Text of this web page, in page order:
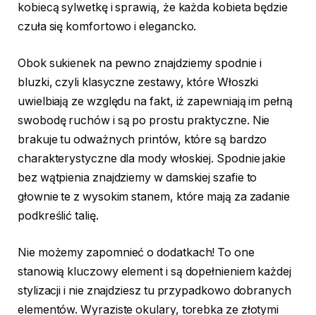
kobiecą sylwetkę i sprawią, że każda kobieta będzie
czuła się komfortowo i elegancko.
Obok sukienek na pewno znajdziemy spodnie i
bluzki, czyli klasyczne zestawy, które Włoszki
uwielbiają ze względu na fakt, iż zapewniają im pełną
swobodę ruchów i są po prostu praktyczne. Nie
brakuje tu odważnych printów, które są bardzo
charakterystyczne dla mody włoskiej. Spodnie jakie
bez wątpienia znajdziemy w damskiej szafie to
głownie te z wysokim stanem, które mają za zadanie
podkreślić talię.
Nie możemy zapomnieć o dodatkach! To one
stanowią kluczowy element i są dopełnieniem każdej
stylizacji i nie znajdziesz tu przypadkowo dobranych
elementów. Wyraziste okulary, torebka ze złotymi